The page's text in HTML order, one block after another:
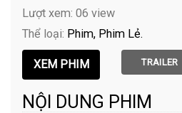
Lượt xem: 06 view
Thể loại: Phim Phim Lẻ
TRAILER
NỘI DUNG PHIM